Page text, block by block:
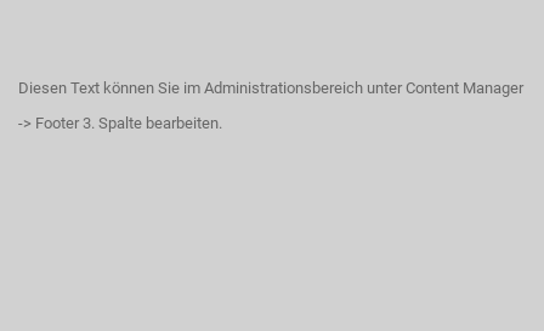
Diesen Text können Sie im Administrationsbereich unter Content Manager
-> Footer 3. Spalte bearbeiten.